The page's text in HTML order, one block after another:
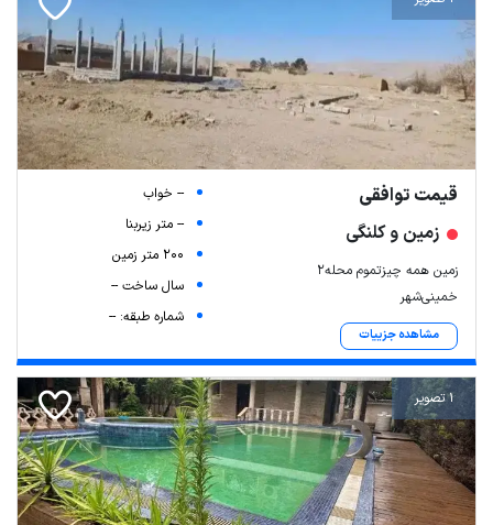
قیمت توافقی
زمین و کلنگی
زمین همه چیزتموم محله۲
خمینی‌شهر
مشاهده جزییات
-- خواب
-- متر زیربنا
200 متر زمین
سال ساخت --
شماره طبقه: --
1 تصویر